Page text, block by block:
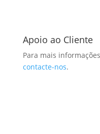
Apoio ao Cliente
Para mais
contacte-nos.